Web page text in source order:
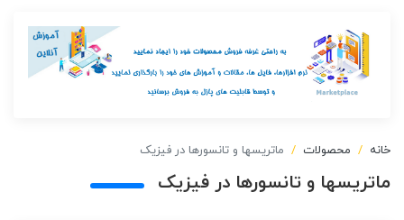
خانه محصولات ماتریسها و تانسورها در فیزیک
ماتریسها و تانسورها در فیزیک